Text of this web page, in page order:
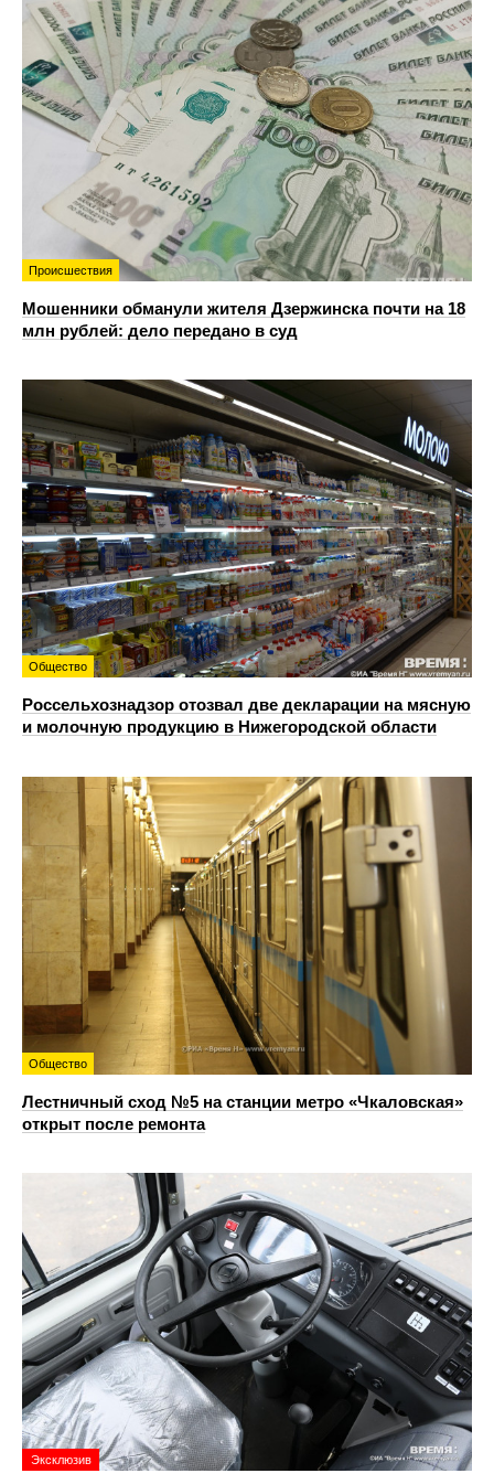
Происшествия
Мошенники обманули жителя Дзержинска почти на 18
млн рублей: дело передано в суд
Общество
Россельхознадзор отозвал две декларации на мясную
и молочную продукцию в Нижегородской области
Общество
Лестничный сход №5 на станции метро «Чкаловская»
открыт после ремонта
Эксклюзив